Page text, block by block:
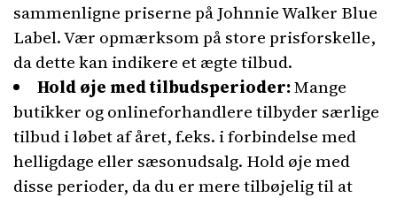
sammenligne priserne på Johnnie Walker Blue
Label. Vær opmærksom på store prisforskelle,
da dette kan indikere et ægte tilbud.
Hold øje med tilbudsperioder:Mange
butikker og onlineforhandlere tilbyder særlige
tilbud i løbet af året, f.eks. i forbindelse med
helligdage eller sæsonudsalg. Hold øje med
disse perioder, da du er mere tilbøjelig til at